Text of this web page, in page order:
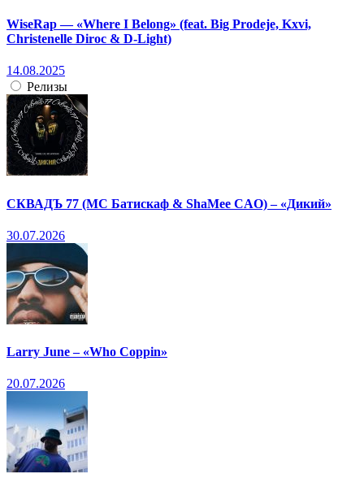
WiseRap — «Where I Belong» (feat. Big Prodeje, Kxvi,
Christenelle Diroc & D-Light)
14.08.2025
Релизы
СКВАДЪ 77 (МС Батискаф & ShaMee CAO) – «Дикий»
30.07.2026
Larry June – «Who Coppin»
20.07.2026